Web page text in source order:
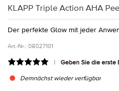
KLAPP Triple Action AHA
Der perfekte Glow mit jeder
Art.-Nr.: 08027101
Geben Sie die erste
Demnächst wieder verfügbar